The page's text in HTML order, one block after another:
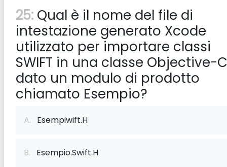
25: Qual è il nome del file di
intestazione generato Xcode
utilizzato per importare classi
SWIFT in una classe Objective-
dato un modulo di prodotto
chiamato Esempio?
A. Esempiwift.H
B. Esempio.Swift.H